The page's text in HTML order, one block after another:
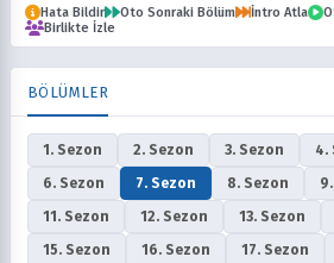
Hata Bildir Oto Sonraki Bölüm İntro Atla
Birlikte İzle
BÖLÜMLER
1. Sezon 2. Sezon 3. Sezon 4.
6. Sezon
7. Sezon 8. Sezon
11. Sezon
12. Sezon 13. Sezon
15. Sezon
16. Sezon 17. Sezon